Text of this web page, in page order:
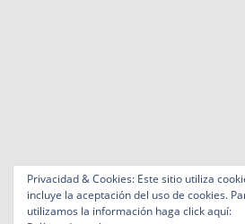
Privacidad & Cookies: Este sitio utiliza
incluye la aceptación del uso de cookies.
utilizamos la información haga click aquí: